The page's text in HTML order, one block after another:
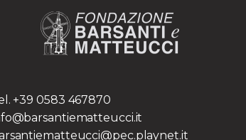
+39 0583 467870